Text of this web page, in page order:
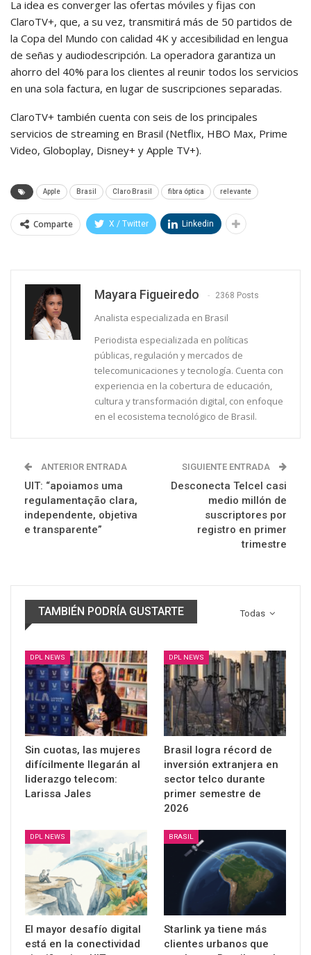
La idea es converger las ofertas móviles y fijas con
ClaroTV+, que, a su vez, transmitirá más de 50 partidos de
la Copa del Mundo con calidad 4K y accesibilidad en lengua
de señas y audiodescripción. La operadora garantiza un
ahorro del 40% para los clientes al reunir todos los servicios
en una sola factura, en lugar de suscripciones separadas.
ClaroTV+ también cuenta con seis de los principales
servicios de streaming en Brasil (Netflix, HBO Max, Prime
Video, Globoplay, Disney+ y Apple TV+).
Apple Brasil Claro Brasil fibra óptica relevante
Comparte X / Twitter Linkedin
⁨Mayara Figueiredo 2368 Posts
Analista especializada en Brasil
Periodista especializada en políticas
públicas, regulación y mercados de
telecomunicaciones y tecnología. Cuenta con
experiencia en la cobertura de educación,
cultura y transformación digital, con enfoque
en el ecosistema tecnológico de Brasil.
ANTERIOR ENTRADA
UIT: “apoiamos uma
regulamentação clara,
independente, objetiva
e transparente”
SIGUIENTE ENTRADA
Desconecta Telcel casi
medio millón de
suscriptores por
registro en primer
trimestre
Todas
TAMBIÉN PODRÍA GUSTARTE
DPL NEWS
Sin cuotas, las mujeres
difícilmente llegarán al
liderazgo telecom:
Larissa Jales
DPL NEWS
Brasil logra récord de
inversión extranjera en
sector telco durante
primer semestre de
2026
DPL NEWS
El mayor desafío digital
está en la conectividad
BRASIL
Starlink ya tiene más
clientes urbanos que